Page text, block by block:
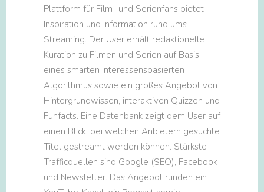
Plattform für Film- und Serienfans bietet
Inspiration und Information rund ums
Streaming. Der User erhält redaktionelle
Kuration zu Filmen und Serien auf Basis
eines smarten interessensbasierten
Algorithmus sowie ein großes Angebot von
Hintergrundwissen, interaktiven Quizzen und
Funfacts. Eine Datenbank zeigt dem User auf
einen Blick, bei welchen Anbietern gesuchte
Titel gestreamt werden können. Stärkste
Trafficquellen sind Google (SEO), Facebook
und Newsletter. Das Angebot runden ein